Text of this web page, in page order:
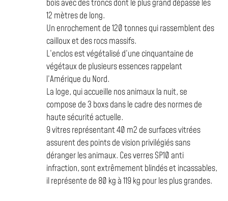
bois avec des troncs dont le plus grand dépasse les
12 mètres de long.
Un enrochement de 120 tonnes qui rassemblent des
cailloux et des rocs massifs.
L’enclos est végétalisé d’une cinquantaine de
végétaux de plusieurs essences rappelant
l’Amérique du Nord.
La loge, qui accueille nos animaux la nuit, se
compose de 3 boxs dans le cadre des normes de
haute sécurité actuelle.
9 vitres représentant 40 m2 de surfaces vitrées
assurent des points de vision privilégiés sans
déranger les animaux. Ces verres SP10 anti
infraction, sont extrêmement blindés et incassables,
il représente de 80 kg à 119 kg pour les plus grandes.